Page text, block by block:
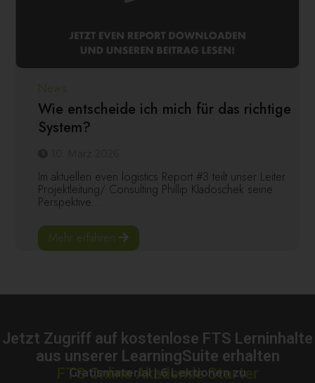
News
Wie entscheide ich mich für das richtige
System?
Im aktuellen even logistics Report #3 teilt unser Leiter
Projektleitung/ Consulting Phillip Kladoschek seine
Perspektive...
Mehr erfahren
Jetzt Zugriff auf kostenlose FTS Lerninhalte
aus unserer LearningSuite erhalten
FTS Online Akademie Starter
Gratismaterial | 6 Lektionen zu